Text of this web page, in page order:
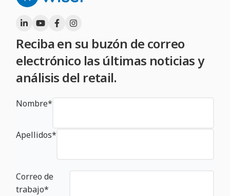
Reciba en su buzón de correo
electrónico las últimas noticias y
análisis del retail.
Nombre*
Apellidos*
Correo de
trabajo*